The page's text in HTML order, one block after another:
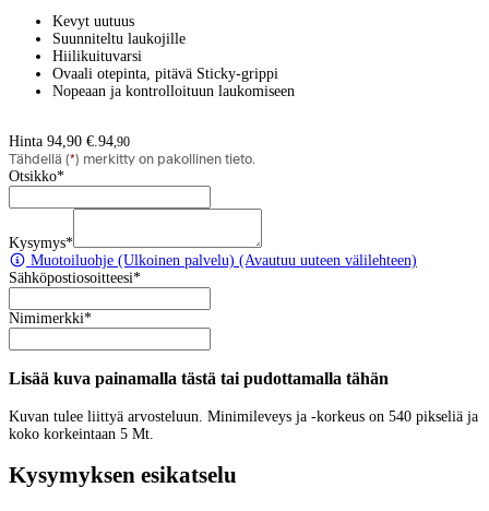
Kevyt uutuus
Suunniteltu laukojille
Hiilikuituvarsi
Ovaali otepinta, pitävä Sticky-grippi
Nopeaan ja kontrolloituun laukomiseen
Hinta 94,90 €. 94,90
Tähdellä (*) merkitty on pakollinen tieto.
Otsikko*
Kysymys*
Muotoiluohje (Ulkoinen palvelu) (Avautuu uuteen välilehteen)
Sähköpostiosoitteesi*
Nimimerkki*
Lisää kuva painamalla tästä tai pudottamalla tähän
Kuvan tulee liittyä arvosteluun. Minimileveys ja -korkeus on 540 pikseliä ja
koko korkeintaan 5 Mt.
Kysymyksen esikatselu